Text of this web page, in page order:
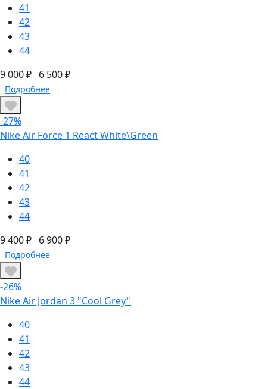
41
42
43
44
9 000 ₽ 6 500 ₽
Подробнее
-27%
Nike Air Force 1 React White\Green
40
41
42
43
44
9 400 ₽ 6 900 ₽
Подробнее
-26%
Nike Air Jordan 3 "Cool Grey"
40
41
42
43
44